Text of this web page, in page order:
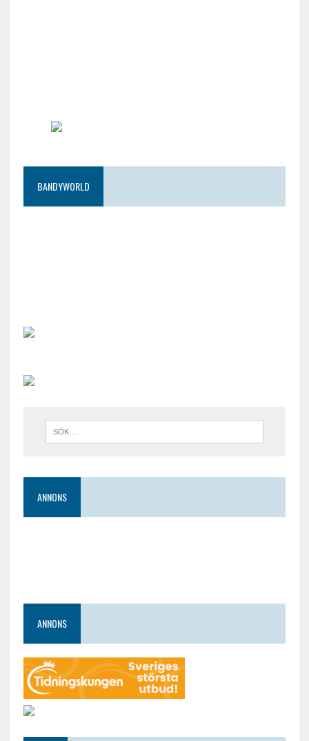
BANDYWORLD
ANNONS
ANNONS